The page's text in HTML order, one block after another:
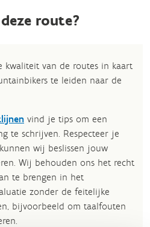
route?
kwaliteit van de routes in kaart
te leiden naar de
vind je tips om een
te schrijven. Respecteer je
wij beslissen jouw
Wij behouden ons het recht
te brengen in het
zonder de feitelijke
bijvoorbeeld om taalfouten